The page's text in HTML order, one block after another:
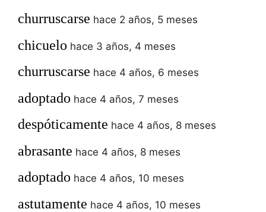
churruscarse hace 2 años, 5 meses
chicuelo hace 3 años, 4 meses
churruscarse hace 4 años, 6 meses
adoptado hace 4 años, 7 meses
despóticamente hace 4 años, 8 meses
abrasante hace 4 años, 8 meses
adoptado hace 4 años, 10 meses
astutamente hace 4 años, 10 meses